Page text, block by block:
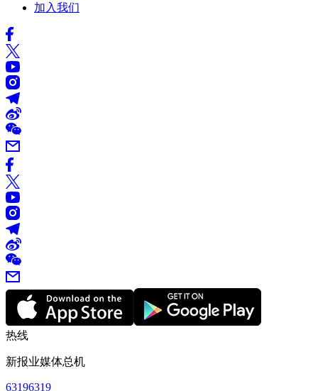
加入我们
热线
新报业媒体总机
63196319